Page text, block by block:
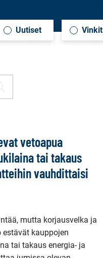
Uutiset Vinkit
vetoapua
tai takaus
vauhdittaisi
mutta korjausvelka ja
kauppojen
tai takaus energia- ja